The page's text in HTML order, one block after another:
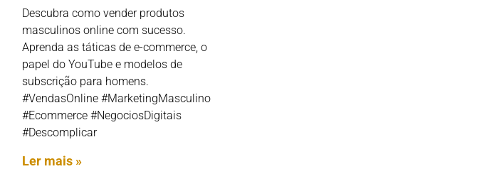
Descubra como vender produtos
masculinos online com sucesso.
Aprenda as táticas de e-commerce, o
papel do YouTube e modelos de
subscrição para homens.
#VendasOnline #MarketingMasculino
#Ecommerce #NegociosDigitais
#Descomplicar
Ler mais »